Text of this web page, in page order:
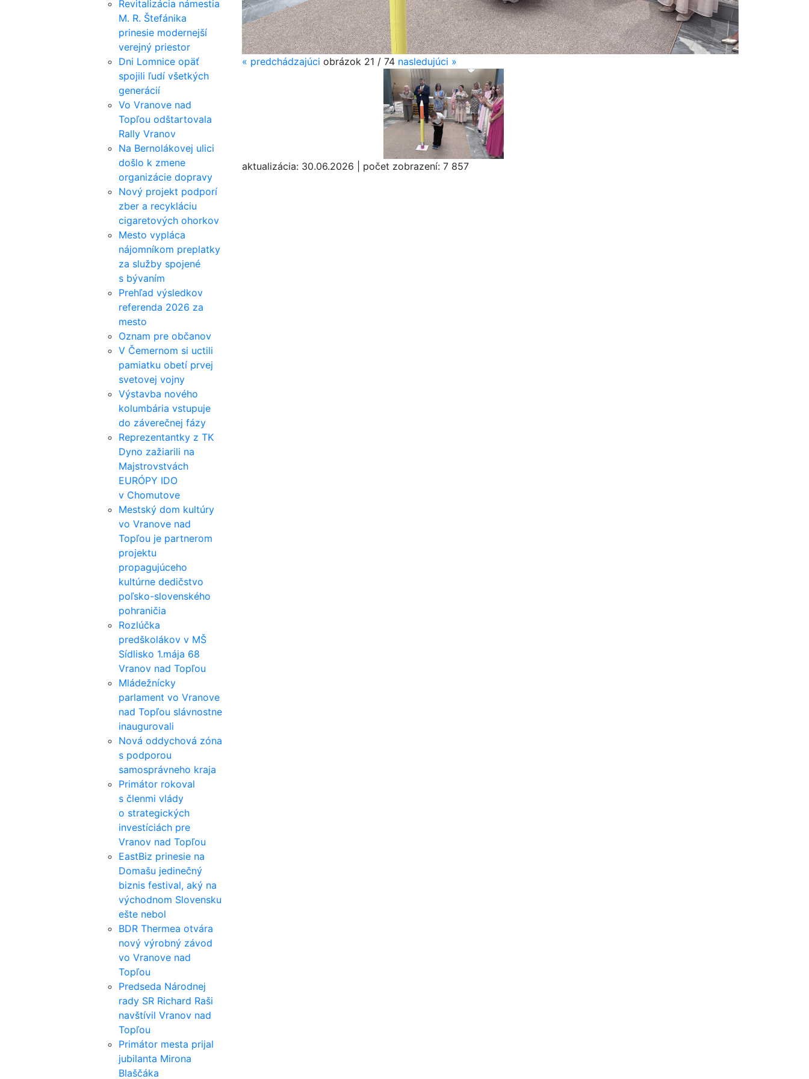
Revitalizácia námestia
M. R. Štefánika
prinesie modernejší
verejný priestor
Dni Lomnice opäť
spojili ľudí všetkých
generácií
Vo Vranove nad
Topľou odštartovala
Rally Vranov
Na Bernolákovej ulici
došlo k zmene
organizácie dopravy
Nový projekt podporí
zber a recykláciu
cigaretových ohorkov
Mesto vypláca
nájomníkom preplatky
za služby spojené
s bývaním
Prehľad výsledkov
referenda 2026 za
mesto
Oznam pre občanov
V Čemernom si uctili
pamiatku obetí prvej
svetovej vojny
Výstavba nového
kolumbária vstupuje
do záverečnej fázy
Reprezentantky z TK
Dyno zažiarili na
Majstrovstvách
EURÓPY IDO
v Chomutove
Mestský dom kultúry
vo Vranove nad
Topľou je partnerom
projektu
propagujúceho
kultúrne dedičstvo
poľsko-slovenského
pohraničia
Rozlúčka
predškolákov v MŠ
Sídlisko 1.mája 68
Vranov nad Topľou
Mládežnícky
parlament vo Vranove
nad Topľou slávnostne
inaugurovali
Nová oddychová zóna
s podporou
samosprávneho kraja
Primátor rokoval
s členmi vlády
o strategických
investíciách pre
Vranov nad Topľou
EastBiz prinesie na
Domašu jedinečný
biznis festival, aký na
východnom Slovensku
ešte nebol
BDR Thermea otvára
nový výrobný závod
vo Vranove nad
Topľou
Predseda Národnej
rady SR Richard Raši
navštívil Vranov nad
Topľou
Primátor mesta prijal
jubilanta Mirona
Blaščáka
« predchádzajúci obrázok 21 / 74 nasledujúci »
aktualizácia: 30.06.2026 počet zobrazení: 7 857